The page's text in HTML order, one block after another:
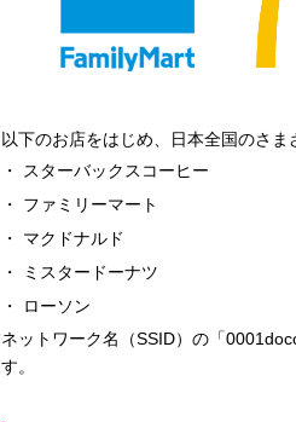
以下のお店をはじめ、日本全国のさま
スターバックスコーヒー
ファミリーマート
マクドナルド
ミスタードーナツ
ローソン
ネットワーク名（SSID）の「
す。